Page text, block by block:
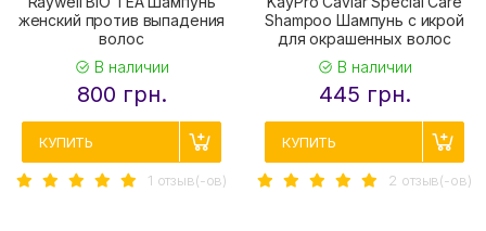
женский против выпадения
волос
В наличии
800 грн.
КУПИТЬ
1 отзыв(-ов)
Shampoo Шампунь с икрой
для окрашенных волос
В наличии
445 грн.
КУПИТЬ
2 отзыв(-ов)